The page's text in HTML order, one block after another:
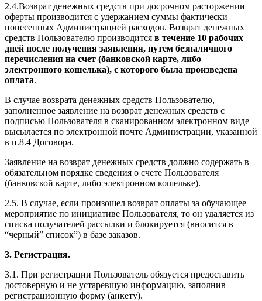
2.4.Возврат денежных средств при досрочном расторжении
оферты производится с удержанием суммы фактически
понесенных Администрацией расходов. Возврат денежных
средств Пользователю производится в течение 10 рабочих
дней после получения заявления, путем безналичного
перечисления на счет (банковской карте, либо
электронного кошелька), с которого была произведена
оплата.
В случае возврата денежных средств Пользователю,
заполненное заявление на возврат денежных средств с
подписью Пользователя в сканированном электронном виде
высылается по электронной почте Администрации, указанной
в п.8.4 Договора.
Заявление на возврат денежных средств должно содержать в
обязательном порядке сведения о счете Пользователя
(банковской карте, либо электронном кошельке).
2.5. В случае, если произошел возврат оплаты за обучающее
мероприятие по инициативе Пользователя, то он удаляется из
списка получателей рассылки и блокируется (вносится в
“черный” список”) в базе заказов.
3. Регистрация.
3.1. При регистрации Пользователь обязуется предоставить
достоверную и не устаревшую информацию, заполнив
регистрационную форму (анкету).